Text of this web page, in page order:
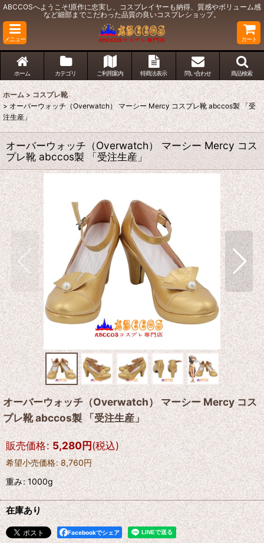
ABCCOSへようこそ!原作に忠実し、コスプレイヤーも納得、質感やボリューム感
など細部までこだわった品質の良いコスプレショップ。
メニュー カート
ホーム カテゴリ ご利用案内 特商法表示 問い合わせ 商品検索
ホーム > コスプレ靴
> オーバーウォッチ（Overwatch） マーシー Mercy コスプレ靴 abccos製 「受
注生産」
オーバーウォッチ（Overwatch） マーシー Mercy コス
プレ靴 abccos製 「受注生産」
オーバーウォッチ（Overwatch） マーシー Mercy コス
プレ靴 abccos製 「受注生産」
販売価格: 5,280円(税込)
希望小売価格: 8,760円
重み:1000g
在庫あり
Facebookでシェア